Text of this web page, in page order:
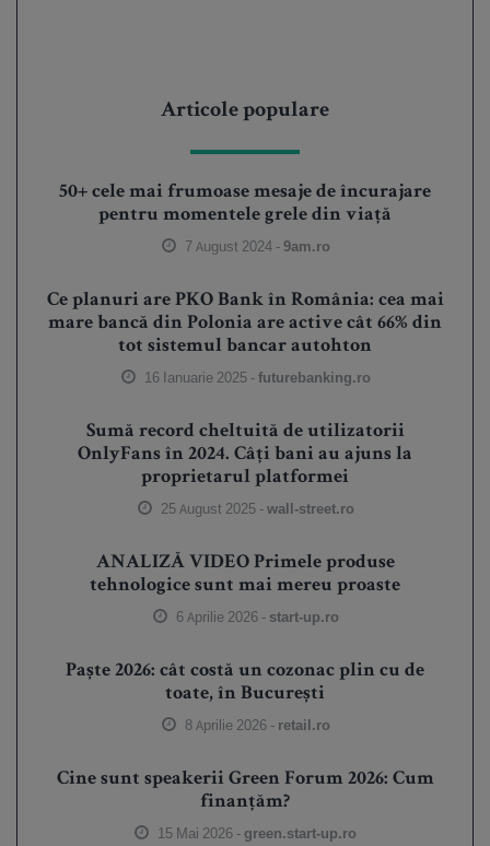
Articole populare
50+ cele mai frumoase mesaje de încurajare
pentru momentele grele din viață
7 August 2024 -9am.ro
Ce planuri are PKO Bank în România: cea mai
mare bancă din Polonia are active cât 66% din
tot sistemul bancar autohton
16 Ianuarie 2025 -futurebanking.ro
Sumă record cheltuită de utilizatorii
OnlyFans în 2024. Câți bani au ajuns la
proprietarul platformei
25 August 2025 -wall-street.ro
ANALIZĂ VIDEO Primele produse
tehnologice sunt mai mereu proaste
6 Aprilie 2026 - start-up.ro
Paște 2026: cât costă un cozonac plin cu de
toate, în București
8 Aprilie 2026 - retail.ro
Cine sunt speakerii Green Forum 2026: Cum
finanțăm?
15 Mai 2026 - green.start-up.ro